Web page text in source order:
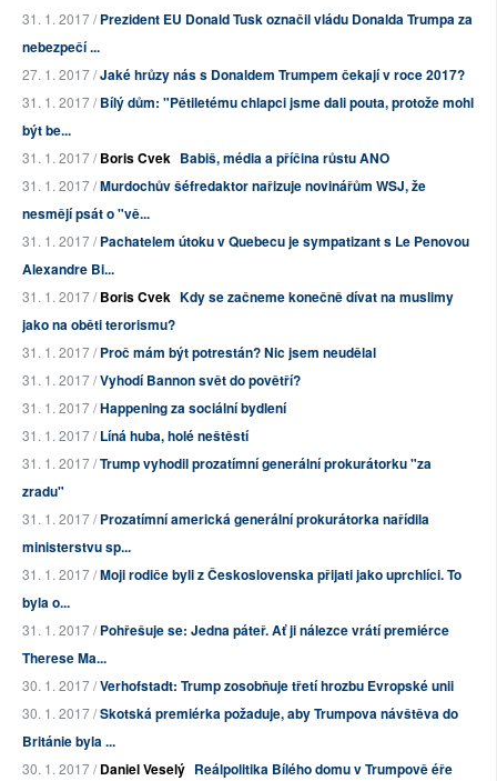
31. 1. 2017 /Prezident EU Donald Tusk označil vládu Donalda Trumpa za
nebezpečí ...
27. 1. 2017 /Jaké hrůzy nás s Donaldem Trumpem čekají v roce 2017?
31. 1. 2017 /Bílý dům: "Pětiletému chlapci jsme dali pouta, protože mohl
být be...
31. 1. 2017 /Boris Cvek Babiš, média a příčina růstu ANO
31. 1. 2017 /Murdochův šéfredaktor nařizuje novinářům WSJ, že
nesmějí psát o "vě...
31. 1. 2017 /Pachatelem útoku v Quebecu je sympatizant s Le Penovou
Alexandre Bi...
31. 1. 2017 /Boris Cvek Kdy se začneme konečně dívat na muslimy
jako na oběti terorismu?
31. 1. 2017 /Proč mám být potrestán? Nic jsem neudělal
31. 1. 2017 /Vyhodí Bannon svět do povětří?
31. 1. 2017 /Happening za sociální bydlení
31. 1. 2017 /Líná huba, holé neštěstí
31. 1. 2017 /Trump vyhodil prozatímní generální prokurátorku "za
zradu"
31. 1. 2017 /Prozatímní americká generální prokurátorka nařídila
ministerstvu sp...
31. 1. 2017 /Moji rodiče byli z Československa přijati jako uprchlíci. To
byla o...
31. 1. 2017 /Pohřešuje se: Jedna páteř. Ať ji nálezce vrátí premiérce
Therese Ma...
30. 1. 2017 /Verhofstadt: Trump zosobňuje třetí hrozbu Evropské unii
30. 1. 2017 /Skotská premiérka požaduje, aby Trumpova návštěva do
Británie byla ...
30. 1. 2017 /Daniel Veselý Reálpolitika Bílého domu v Trumpově éře